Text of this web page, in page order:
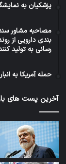
پزشکیان به
مصاحبه مشاور
بندی دارویی از
رسانی به تولید
حمله آمریکا به
آخرین پست های